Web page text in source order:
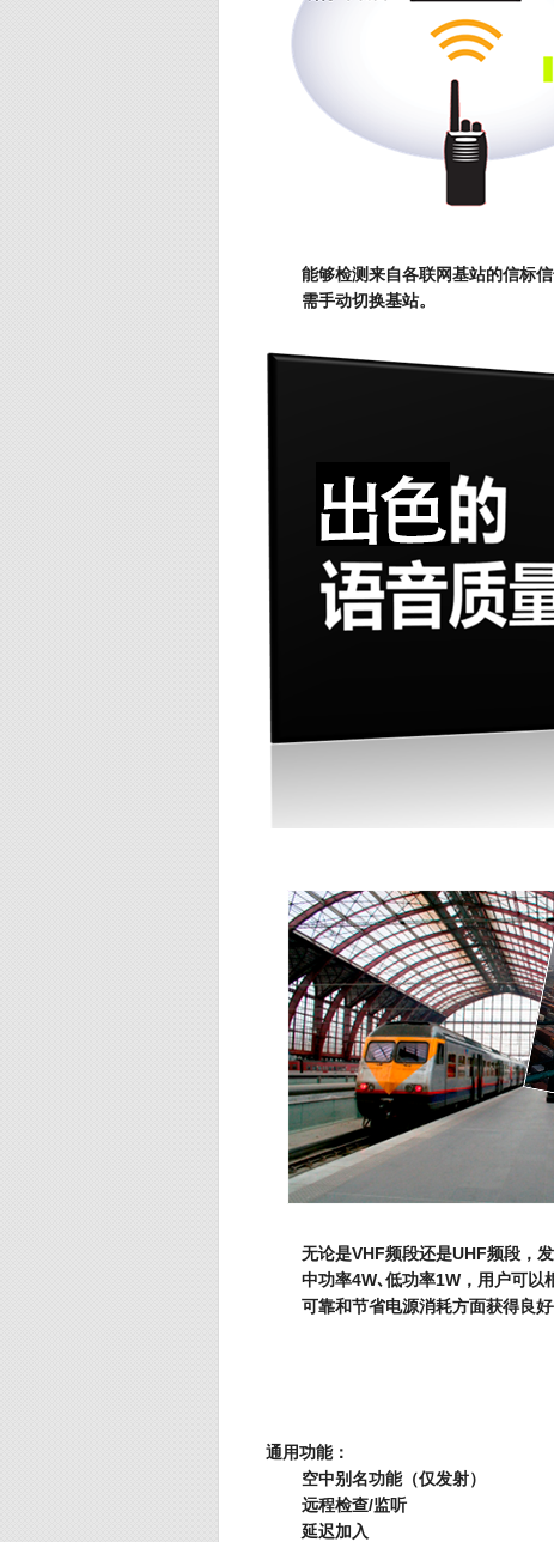
能够检测来自各联网基站的信标
需手动切换基站。
无论是VHF频段还是UHF频段，
中功率4W､低功率1W，用户可以
可靠和节省电源消耗方面获得良好
通用功能：
空中别名功能（仅发射）
远程检查/监听
延迟加入